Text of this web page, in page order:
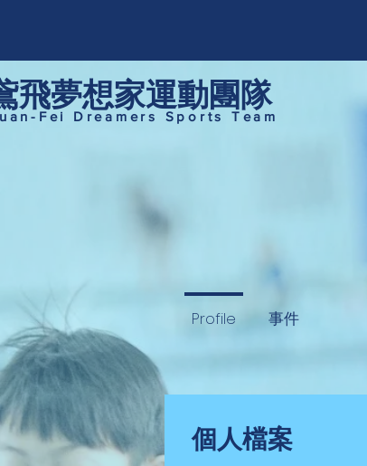
飛夢想家運動團隊
Fei Dreamers Sports Team
個人檔案
Profile 事件